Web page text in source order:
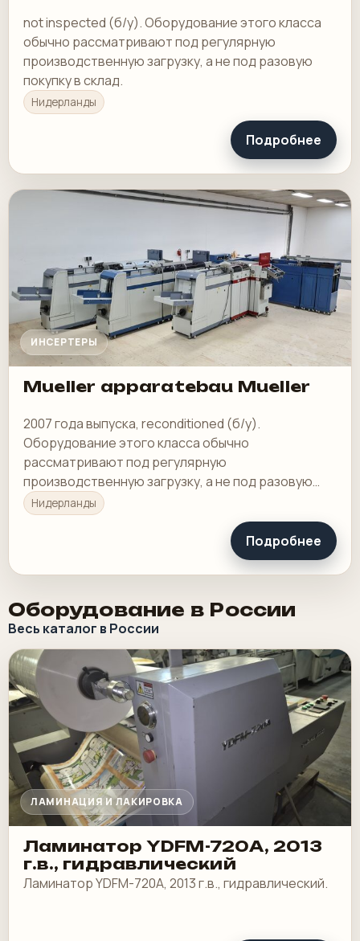
not inspected (б/у). Оборудование этого класса
обычно рассматривают под регулярную
производственную загрузку, а не под разовую
покупку в склад.
Нидерланды
Подробнее
ИНСЕРТЕРЫ
Mueller apparatebau Mueller
2007 года выпуска, reconditioned (б/у).
Оборудование этого класса обычно
рассматривают под регулярную
производственную загрузку, а не под разовую
покупку в склад.
Нидерланды
Подробнее
Оборудование в России
Весь каталог в России
ЛАМИНАЦИЯ И ЛАКИРОВКА
Ламинатор YDFM-720А, 2013
г.в., гидравлический
Ламинатор YDFM-720А, 2013 г.в., гидравлический.